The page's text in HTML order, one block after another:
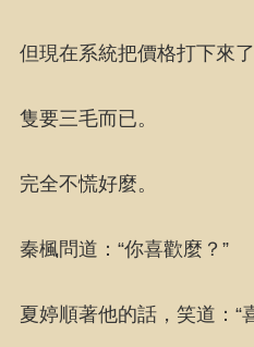
但現在系統把價格打下來了
隻要三毛而已。
完全不慌好麼。
秦楓問道：“你喜歡麼？”
夏婷順著他的話，笑道：“